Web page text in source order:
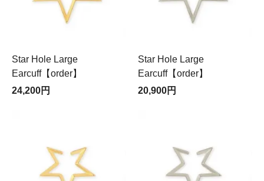
Star Hole Large
Earcuff【order】
24,200円
Star Hole Large
Earcuff【order】
20,900円